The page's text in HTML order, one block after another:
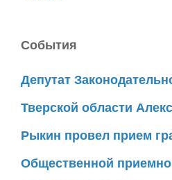
События
Депутат
Тверской области
Рыкин провел прием
Общественной